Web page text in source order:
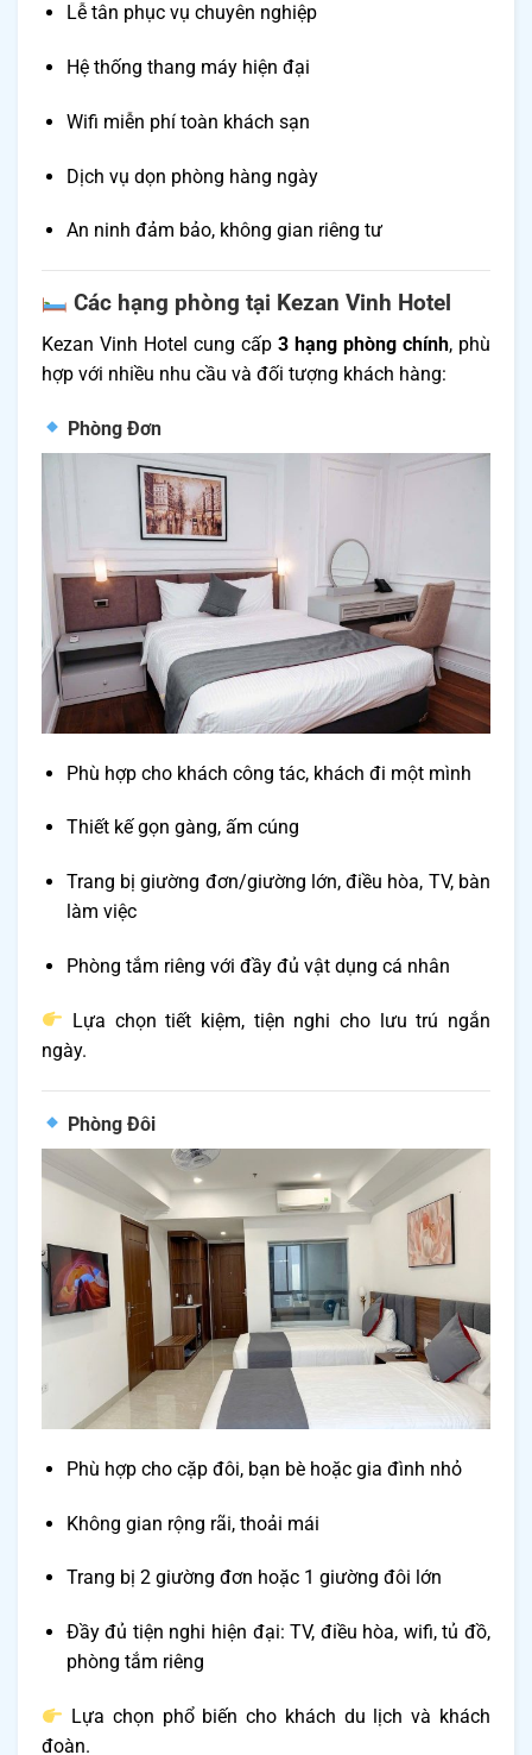
Lễ tân phục vụ chuyên nghiệp
Hệ thống thang máy hiện đại
Wifi miễn phí toàn khách sạn
Dịch vụ dọn phòng hàng ngày
An ninh đảm bảo, không gian riêng tư
Các hạng phòng tại Kezan Vinh Hotel
Kezan Vinh Hotel cung cấp 3 hạng phòng chính, phù
hợp với nhiều nhu cầu và đối tượng khách hàng:
Phòng Đơn
Phù hợp cho khách công tác, khách đi một mình
Thiết kế gọn gàng, ấm cúng
Trang bị giường đơn/giường lớn, điều hòa, TV, bàn
làm việc
Phòng tắm riêng với đầy đủ vật dụng cá nhân
Lựa chọn tiết kiệm, tiện nghi cho lưu trú ngắn
ngày.
Phòng Đôi
Phù hợp cho cặp đôi, bạn bè hoặc gia đình nhỏ
Không gian rộng rãi, thoải mái
Trang bị 2 giường đơn hoặc 1 giường đôi lớn
Đầy đủ tiện nghi hiện đại: TV, điều hòa, wifi, tủ đồ,
phòng tắm riêng
Lựa chọn phổ biến cho khách du lịch và khách
đoàn.